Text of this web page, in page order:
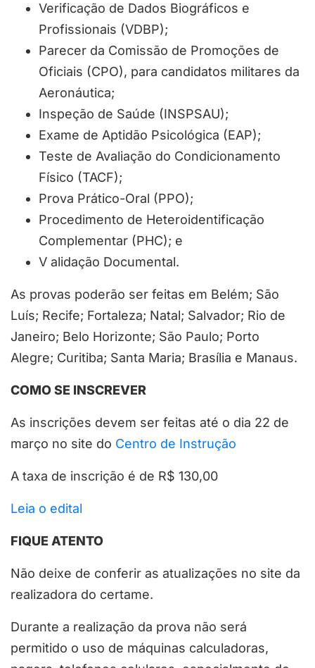
Verificação de Dados Biográficos e
Profissionais (VDBP);
Parecer da Comissão de Promoções de
Oficiais (CPO), para candidatos militares da
Aeronáutica;
Inspeção de Saúde (INSPSAU);
Exame de Aptidão Psicológica (EAP);
Teste de Avaliação do Condicionamento
Físico (TACF);
Prova Prático-Oral (PPO);
Procedimento de Heteroidentificação
Complementar (PHC); e
V alidação Documental.
As provas poderão ser feitas em Belém; São
Luís; Recife; Fortaleza; Natal; Salvador; Rio de
Janeiro; Belo Horizonte; São Paulo; Porto
Alegre; Curitiba; Santa Maria; Brasília e Manaus.
COMO SE INSCREVER
As inscrições devem ser feitas até o dia 22 de
março no site do Centro de Instrução
A taxa de inscrição é de R$ 130,00
Leia o edital
FIQUE ATENTO
Não deixe de conferir as atualizações no site da
realizadora do certame.
Durante a realização da prova não será
permitido o uso de máquinas calculadoras,